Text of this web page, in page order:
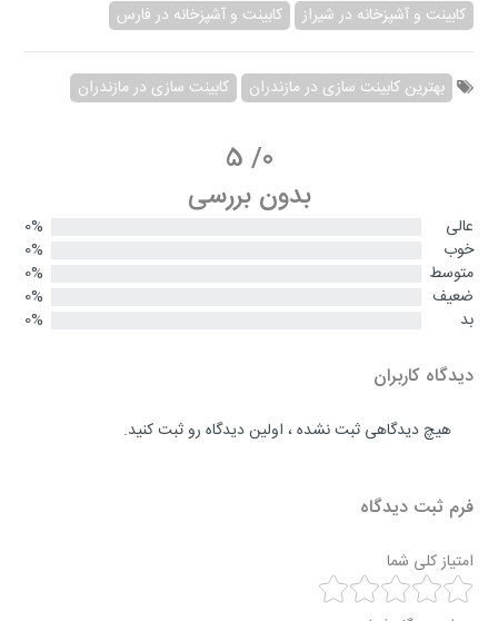
کابینت و آشپزخانه در شیراز
کابینت و آشپزخانه در فارس
بهترین کابینت سازی در مازندران کابینت سازی در مازندران
0
/
5
بدون بررسی
عالی
0%
خوب
0%
متوسط
0%
ضعیف
0%
بد
0%
دیدگاه کاربران
هیچ دیدگاهی ثبت نشده ، اولین دیدگاه رو ثبت کنید.
فرم ثبت دیدگاه
امتیاز کلی شما